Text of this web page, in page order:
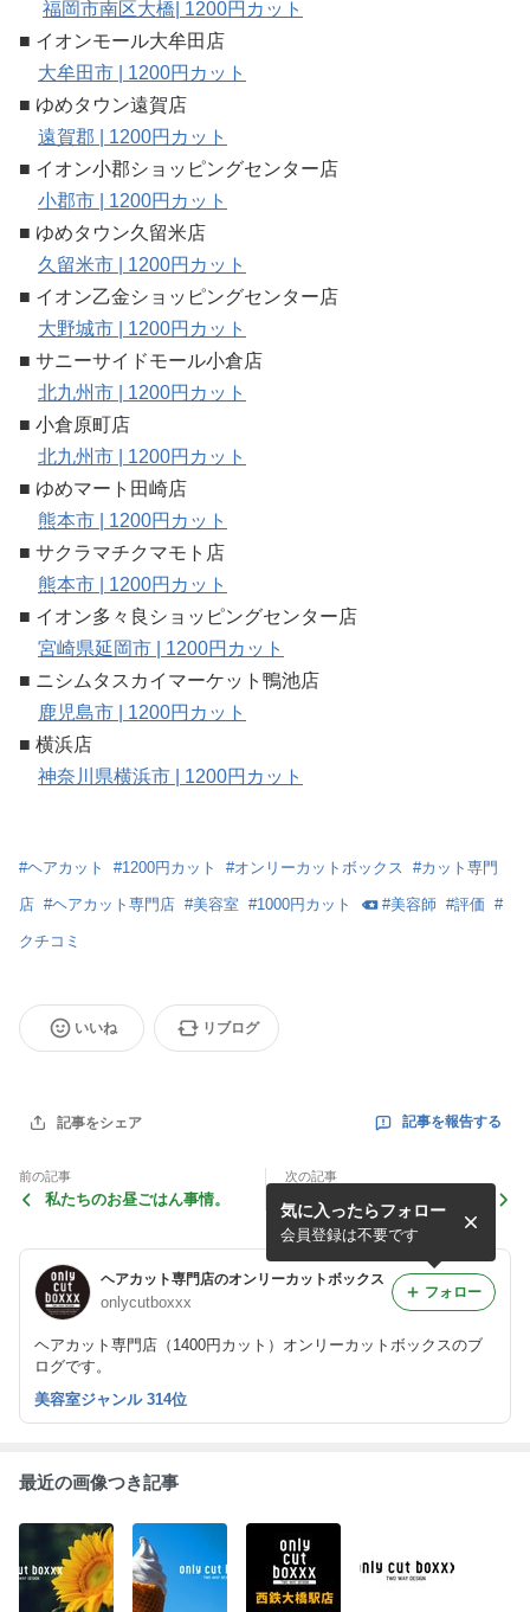
福岡市南区大橋| 1200円カット
■ イオンモール大牟田店
大牟田市 | 1200円カット
■ ゆめタウン遠賀店
遠賀郡 | 1200円カット
■ イオン小郡ショッピングセンター店
小郡市 | 1200円カット
■ ゆめタウン久留米店
久留米市 | 1200円カット
■ イオン乙金ショッピングセンター店
大野城市 | 1200円カット
■ サニーサイドモール小倉店
北九州市 | 1200円カット
■ 小倉原町店
北九州市 | 1200円カット
■ ゆめマート田崎店
熊本市 | 1200円カット
■ サクラマチクマモト店
熊本市 | 1200円カット
■ イオン多々良ショッピングセンター店
宮崎県延岡市 | 1200円カット
■ ニシムタスカイマーケット鴨池店
鹿児島市 | 1200円カット
■ 横浜店
神奈川県横浜市 | 1200円カット
#ヘアカット #1200円カット #オンリーカットボックス #カット専門
店 #ヘアカット専門店 #美容室 #1000円カット #美容師 #評価 #
クチコミ
いいね リブログ
記事をシェア 記事を報告する
前の記事
私たちのお昼ごはん事情。
次の記事
なにしても眩しい新入社員！
ヘアカット専門店のオンリーカットボックス
onlycutboxxx
ヘアカット専門店（1400円カット）オンリーカットボックスのブ
ログです。
気に入ったらフォロー
会員登録は不要です
フォロー
美容室ジャンル 314位
最近の画像つき記事